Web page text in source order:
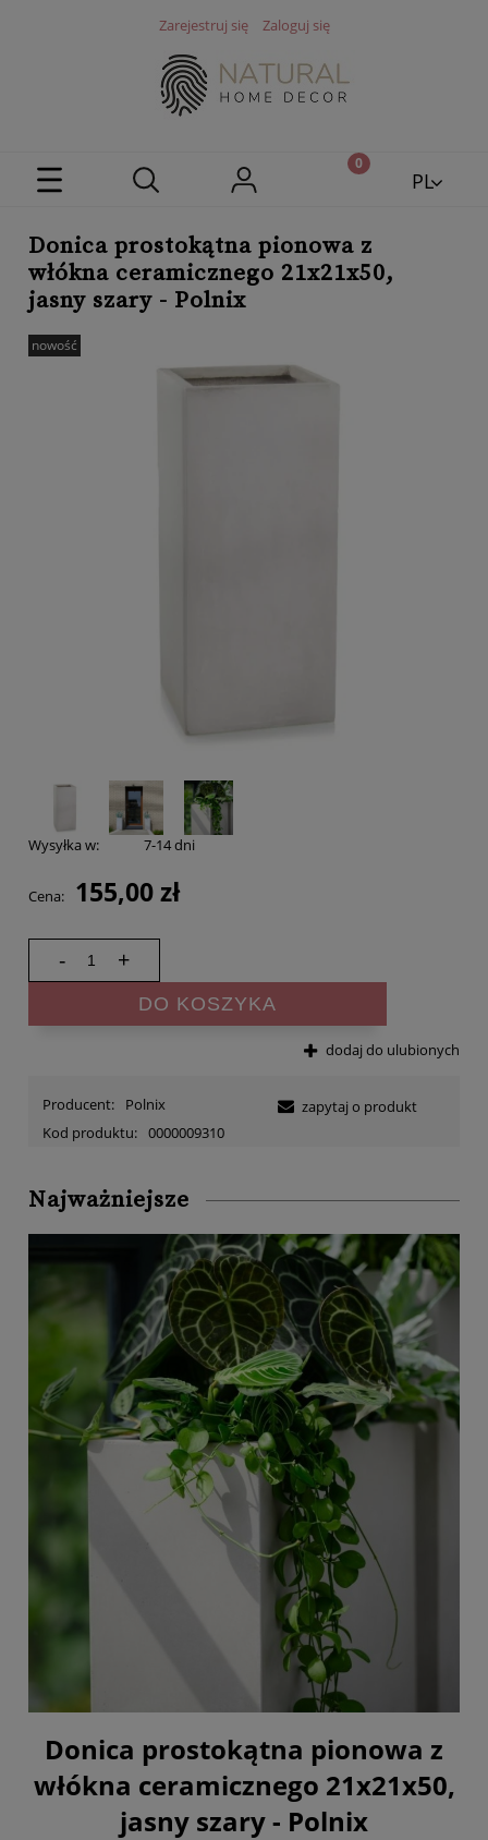
Zarejestruj się Zaloguj się
PL
Donica prostokątna pionowa z
włókna ceramicznego 21x21x50,
jasny szary - Polnix
nowość
Wysyłka w: 7-14 dni
Cena: 155,00 zł
- +
DO KOSZYKA
dodaj do ulubionych
Producent:
Polnix
Kod produktu: 0000009310
zapytaj o produkt
Najważniejsze
Donica prostokątna pionowa z
włókna ceramicznego 21x21x50,
jasny szary - Polnix